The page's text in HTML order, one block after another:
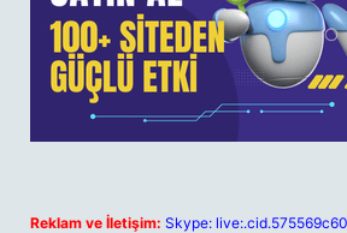
Reklam ve İletişim: Skype: